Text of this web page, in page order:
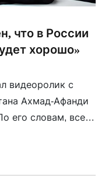
что в России
хорошо»
видеоролик с
Ахмад-Афанди
его словам, все
у нас, якобы,